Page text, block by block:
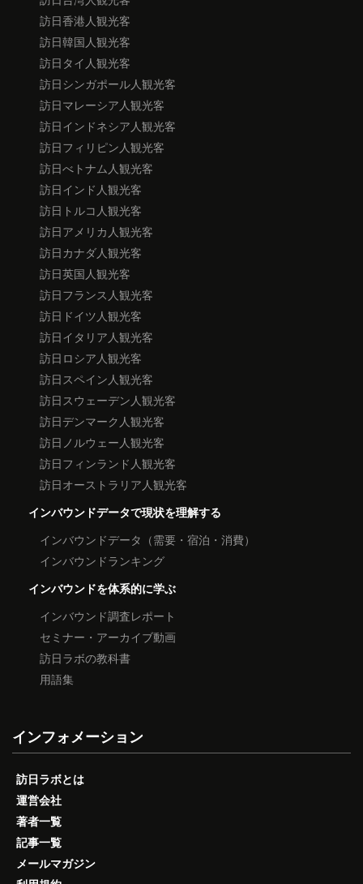
訪日香港人観光客
訪日韓国人観光客
訪日タイ人観光客
訪日シンガポール人観光客
訪日マレーシア人観光客
訪日インドネシア人観光客
訪日フィリピン人観光客
訪日べトナム人観光客
訪日インド人観光客
訪日トルコ人観光客
訪日アメリカ人観光客
訪日カナダ人観光客
訪日英国人観光客
訪日フランス人観光客
訪日ドイツ人観光客
訪日イタリア人観光客
訪日ロシア人観光客
訪日スペイン人観光客
訪日スウェーデン人観光客
訪日デンマーク人観光客
訪日ノルウェー人観光客
訪日フィンランド人観光客
訪日オーストラリア人観光客
インバウンドデータで現状を理解する
インバウンドデータ（需要・宿泊・消費）
インバウンドランキング
インバウンドを体系的に学ぶ
インバウンド調査レポート
セミナー・アーカイブ動画
訪日ラボの教科書
用語集
インフォメーション
訪日ラボとは
運営会社
著者一覧
記事一覧
メールマガジン